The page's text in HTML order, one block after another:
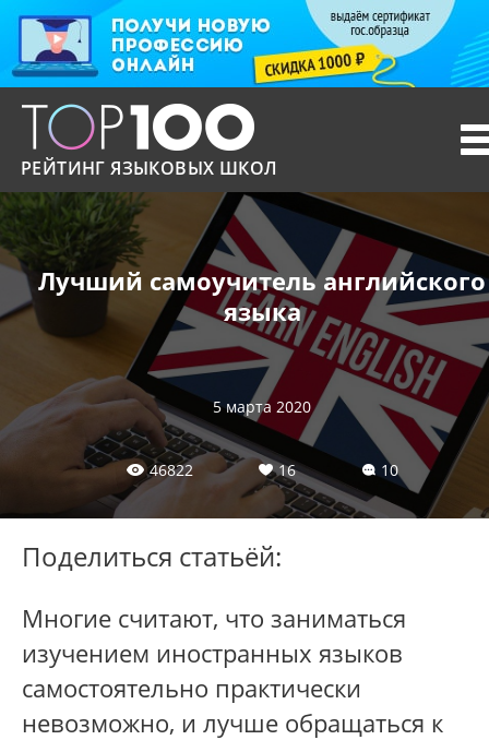
РЕЙТИНГ ЯЗЫКОВЫХ ШКОЛ
Лучший самоучитель английского
языка
5 марта 2020
46822 16 10
Поделиться статьёй:
Многие считают, что заниматься
изучением иностранных языков
самостоятельно практически
невозможно, и лучше обращаться к